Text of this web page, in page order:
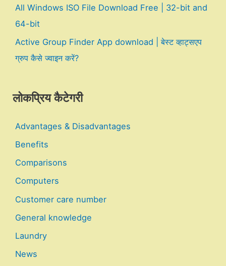
All Windows ISO File Download Free | 32-bit and
64-bit
Active Group Finder App download | बेस्ट व्हाट्सएप
ग्रुप कैसे ज्वाइन करें?
लोकप्रिय कैटेगरी
Advantages & Disadvantages
Benefits
Comparisons
Computers
Customer care number
General knowledge
Laundry
News